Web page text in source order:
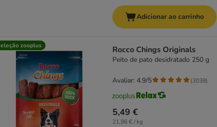
Adicionar ao carrinho
zooplus Rocco Chings Originals
Peito de pato desidratado 250 g
5,49 €
21,96 € / kg
Avaliar: 4.9/5 (3038)